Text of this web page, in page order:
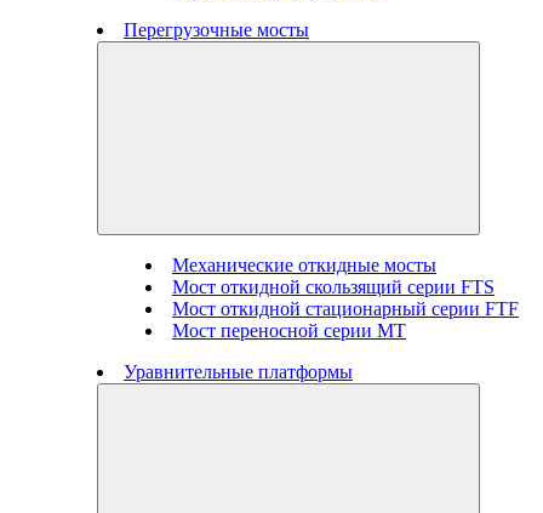
Перегрузочные мосты
Механические откидные мосты
Мост откидной скользящий серии FTS
Мост откидной стационарный серии FTF
Мост переносной серии MT
Уравнительные платформы